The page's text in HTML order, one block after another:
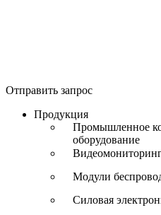
Отправить запрос
Продукция
Промышленное
оборудование
Модули
Силовая